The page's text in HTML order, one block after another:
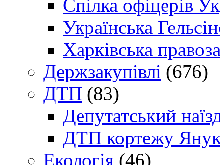
Спілка офіцерів
Українська
Харківська
Держзакупівлі (676)
ДТП (83)
Депутатський
ДТП кортежу
Екологія (46)